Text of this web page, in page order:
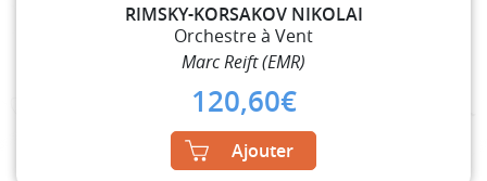
RIMSKY-KORSAKOV NIKOLAI
Orchestre à Vent
Marc Reift (EMR)
120,60€
Ajouter